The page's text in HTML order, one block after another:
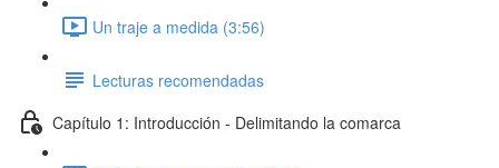
Un traje a medida (3:56)
Lecturas recomendadas
Capítulo 1: Introducción - Delimitando la comarca